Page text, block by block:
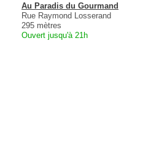
Au Paradis du Gourmand
Rue Raymond Losserand
295 mètres
Ouvert jusqu'à 21h